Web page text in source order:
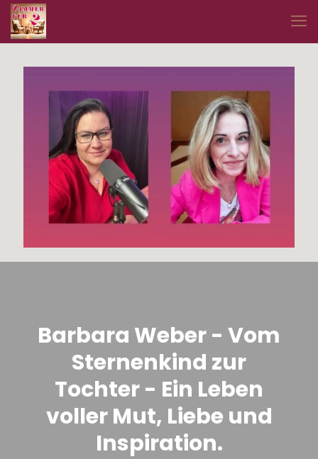
Barbara Weber - Vom
Sternenkind zur
Tochter - Ein Leben
voller Mut, Liebe und
Inspiration.